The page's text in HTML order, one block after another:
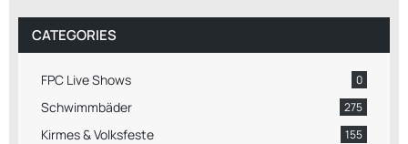
CATEGORIES
FPC Live Shows 0
Schwimmbäder 275
Kirmes & Volksfeste 155